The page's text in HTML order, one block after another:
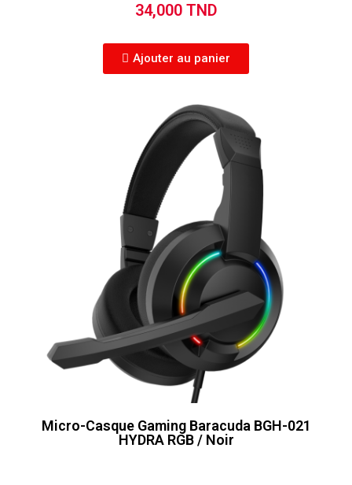
34,000 TND
Ajouter au panier
Micro-Casque Gaming Baracuda BGH-021
HYDRA RGB / Noir